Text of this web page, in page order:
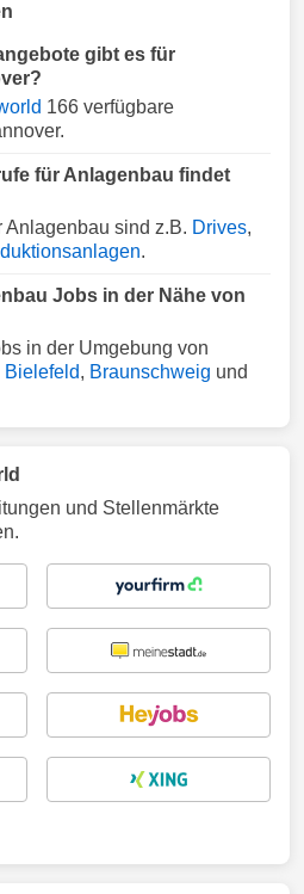
gibt es für
166 verfügbare
für Anlagenbau findet
sind z.B. Drives,
.
Jobs in der Nähe von
in der Umgebung von
Bielefeld, Braunschweig und
und Stellenmärkte